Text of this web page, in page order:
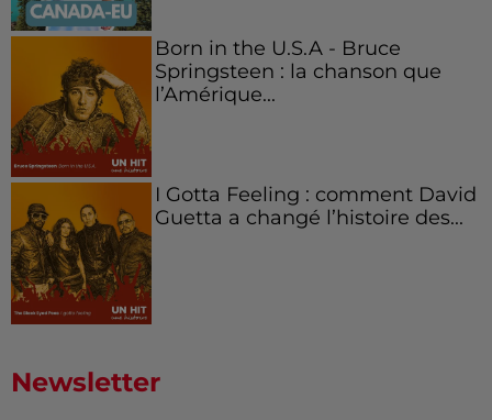
Born in the U.S.A - Bruce
Springsteen : la chanson que
l’Amérique...
I Gotta Feeling : comment David
Guetta a changé l’histoire des...
Newsletter